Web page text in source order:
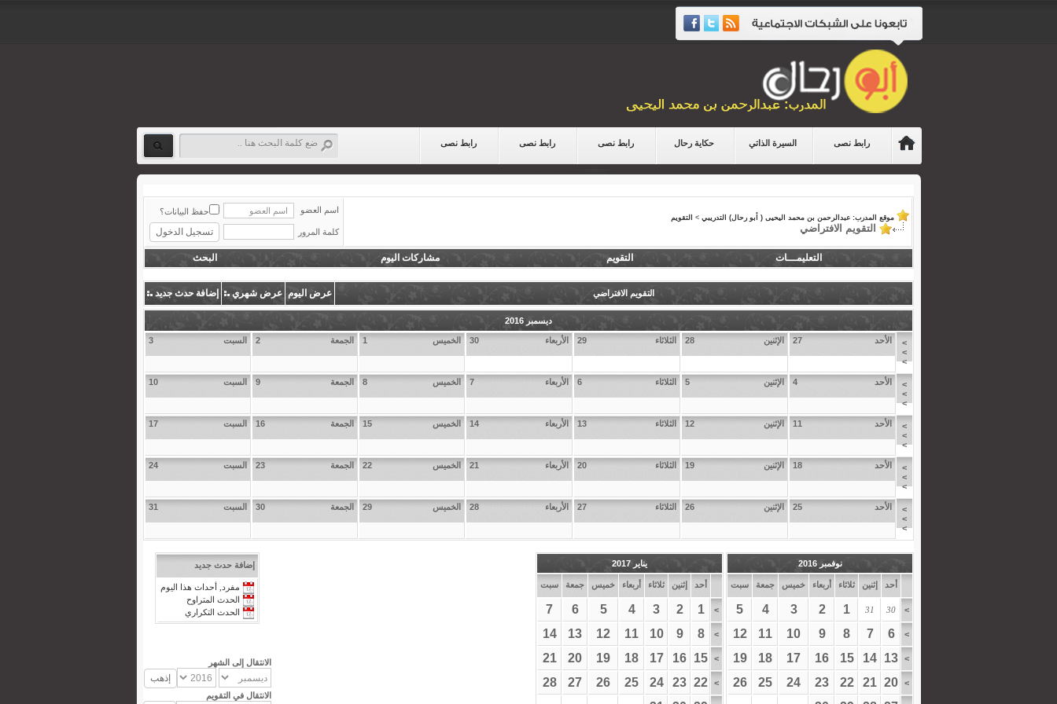
رابط نصى السيرة الذاتي حكاية رحال رابط نصى رابط نصى رابط نصى
موقع المدرب: عبدالرحمن بن محمد اليحيى ( أبو رحال) التدريبي > التقويم
التقويم الافتراضي
اسم العضو حفظ البيانات؟
كلمة المرور
التعليمـــات التقويم مشاركات اليوم البحث
التقويم الافتراضي عرض اليوم عرض شهري إضافة حدث جديد
ديسمبر 2016
>
>
>
27 الأحد 28 الإثنين 29 الثلاثاء 30 الأربعاء 1 الخميس 2 الجمعة 3 السبت
>
>
>
4 الأحد 5 الإثنين 6 الثلاثاء 7 الأربعاء 8 الخميس 9 الجمعة 10 السبت
>
>
>
11 الأحد 12 الإثنين 13 الثلاثاء 14 الأربعاء 15 الخميس 16 الجمعة 17 السبت
>
>
>
18 الأحد 19 الإثنين 20 الثلاثاء 21 الأربعاء 22 الخميس 23 الجمعة 24 السبت
>
>
>
25 الأحد 26 الإثنين 27 الثلاثاء 28 الأربعاء 29 الخميس 30 الجمعة 31 السبت
نوفمبر 2016
أحد إثنين ثلاثاء أربعاء خميس جمعة سبت
>
30
31
1
2
3
4
5
>
6
7
8
9
10
11
12
>
13
14
15
16
17
18
19
>
20
21
22
23
24
25
26
يناير 2017
أحد إثنين ثلاثاء أربعاء خميس جمعة سبت
>
1
2
3
4
5
6
7
>
8
9
10
11
12
13
14
>
15
16
17
18
19
20
21
>
22
23
24
25
26
27
28
إضافة حدث جديد
مفرد, أحداث هذا اليوم
الحدث المتراوح
الحدث التكراري
الانتقال إلى الشهر
الانتقال في التقويم